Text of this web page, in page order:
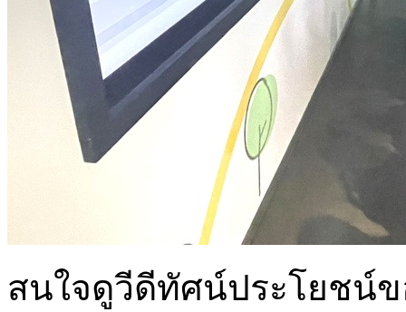
สนใจดูวีดีทัศน์ประโยชน์ข